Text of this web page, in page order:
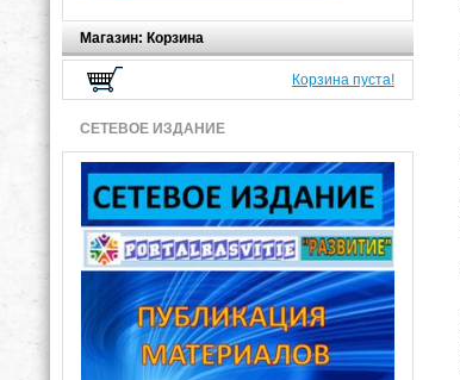
Магазин: Корзина
Корзина пуста!
СЕТЕВОЕ ИЗДАНИЕ